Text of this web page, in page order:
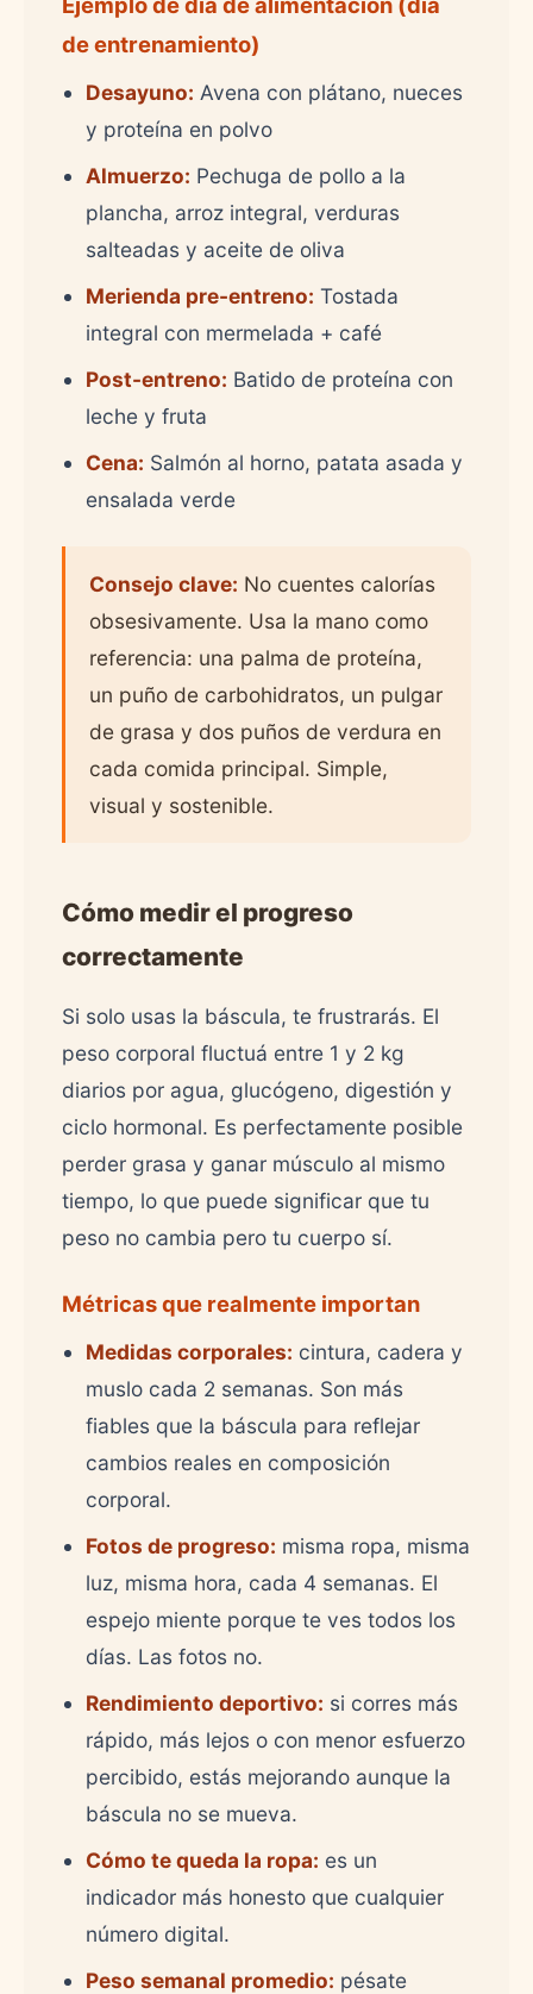
de entrenamiento)
Desayuno: Avena con plátano, nueces
y proteína en polvo
Almuerzo: Pechuga de pollo a la
plancha, arroz integral, verduras
salteadas y aceite de oliva
Merienda pre-entreno: Tostada
integral con mermelada + café
Post-entreno: Batido de proteína con
leche y fruta
Cena: Salmón al horno, patata asada y
ensalada verde
Consejo clave: No cuentes calorías
obsesivamente. Usa la mano como
referencia: una palma de proteína,
un puño de carbohidratos, un pulgar
de grasa y dos puños de verdura en
cada comida principal. Simple,
visual y sostenible.
Cómo medir el progreso
correctamente
Si solo usas la báscula, te frustrarás. El
peso corporal fluctuá entre 1 y 2 kg
diarios por agua, glucógeno, digestión y
ciclo hormonal. Es perfectamente posible
perder grasa y ganar músculo al mismo
tiempo, lo que puede significar que tu
peso no cambia pero tu cuerpo sí.
Métricas que realmente importan
Medidas corporales: cintura, cadera y
muslo cada 2 semanas. Son más
fiables que la báscula para reflejar
cambios reales en composición
corporal.
Fotos de progreso: misma ropa, misma
luz, misma hora, cada 4 semanas. El
espejo miente porque te ves todos los
días. Las fotos no.
Rendimiento deportivo: si corres más
rápido, más lejos o con menor esfuerzo
percibido, estás mejorando aunque la
báscula no se mueva.
Cómo te queda la ropa: es un
indicador más honesto que cualquier
número digital.
Peso semanal promedio: pésate